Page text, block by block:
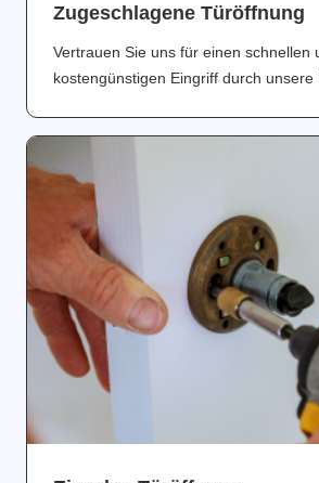
Zugeschlagene Türöffnung
Vertrauen Sie uns für einen schnellen
kostengünstigen Eingriff durch unsere